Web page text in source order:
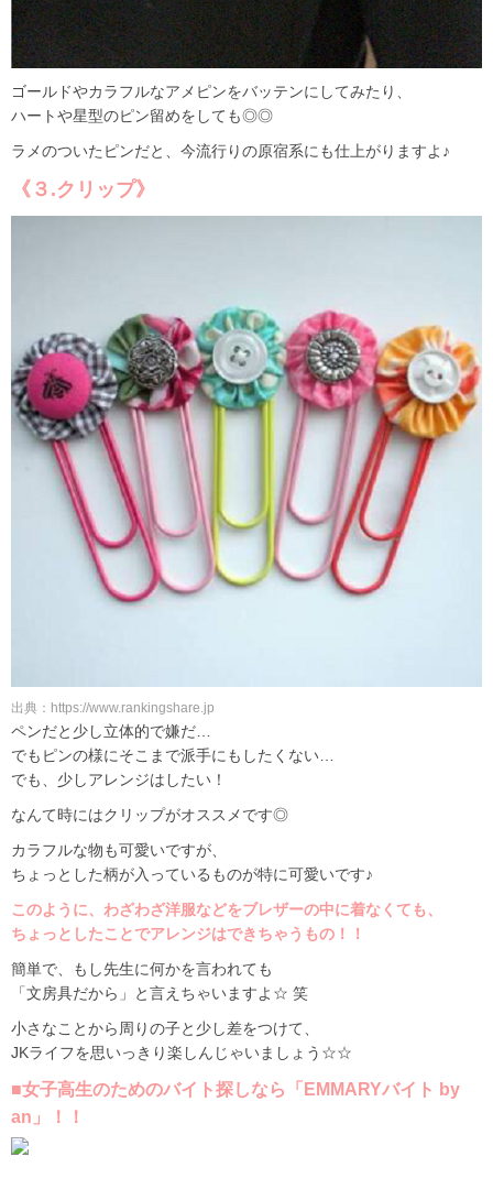
ゴールドやカラフルなアメピンをバッテンにしてみたり、
ハートや星型のピン留めをしても◎◎
ラメのついたピンだと、今流行りの原宿系にも仕上がりますよ♪
《３.クリップ》
出典：https://www.rankingshare.jp
ペンだと少し立体的で嫌だ…
でもピンの様にそこまで派手にもしたくない…
でも、少しアレンジはしたい！
なんて時にはクリップがオススメです◎
カラフルな物も可愛いですが、
ちょっとした柄が入っているものが特に可愛いです♪
このように、わざわざ洋服などをブレザーの中に着なくても、
ちょっとしたことでアレンジはできちゃうもの！！
簡単で、もし先生に何かを言われても
「文房具だから」と言えちゃいますよ☆ 笑
小さなことから周りの子と少し差をつけて、
JKライフを思いっきり楽しんじゃいましょう☆☆
■女子高生のためのバイト探しなら「EMMARYバイト by
an」！！